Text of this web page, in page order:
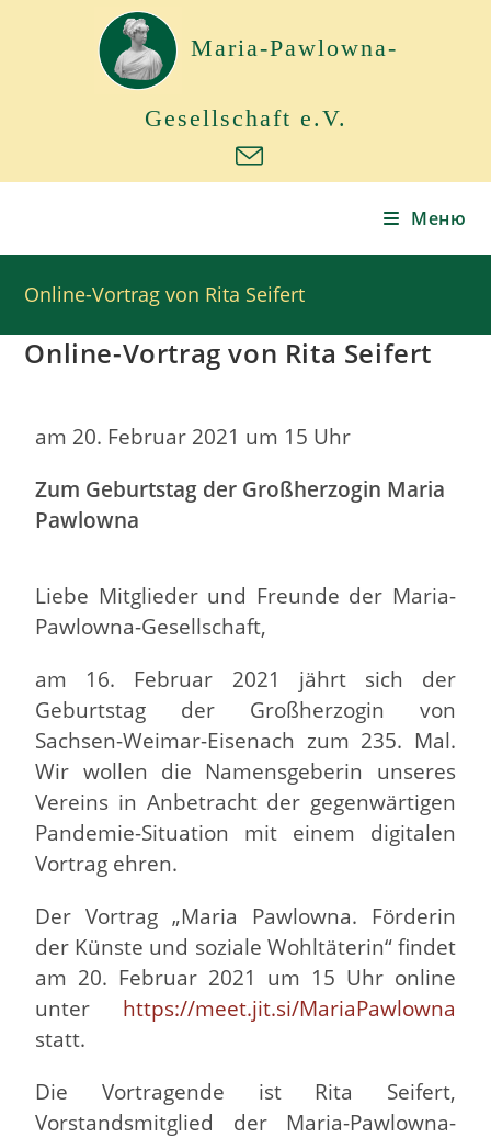
Maria-Pawlowna-
Gesellschaft e.V.
Меню
Online-Vortrag von Rita Seifert
Online-Vortrag von Rita Seifert
am 20. Februar 2021 um 15 Uhr
Zum Geburtstag der Großherzogin Maria
Pawlowna
Liebe Mitglieder und Freunde der Maria-
Pawlowna-Gesellschaft,
am 16. Februar 2021 jährt sich der
Geburtstag der Großherzogin von
Sachsen-Weimar-Eisenach zum 235. Mal.
Wir wollen die Namensgeberin unseres
Vereins in Anbetracht der gegenwärtigen
Pandemie-Situation mit einem digitalen
Vortrag ehren.
Der Vortrag „Maria Pawlowna. Förderin
der Künste und soziale Wohltäterin“ findet
am 20. Februar 2021 um 15 Uhr online
unter https://meet.jit.si/MariaPawlowna
statt.
Die Vortragende ist Rita Seifert,
Vorstandsmitglied der Maria-Pawlowna-